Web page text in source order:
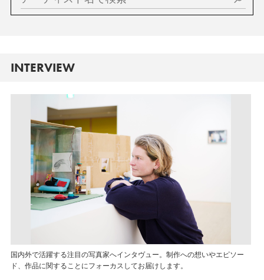
INTERVIEW
国内外で活躍する注目の写真家へインタヴュー。制作への想いやエピソー
ド、作品に関することにフォーカスしてお届けします。